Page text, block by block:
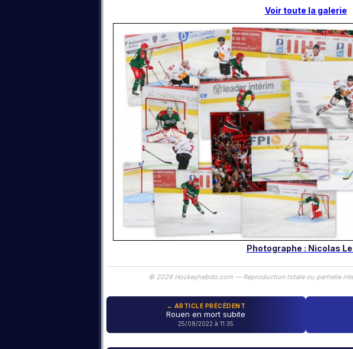
Voir toute la galerie
Photographe : Nicolas
© 2026 Hockeyhebdo.com — Reproduction totale ou partielle
← ARTICLE PRÉCÉDENT
Rouen en mort subite
25/08/2022 à 11:35